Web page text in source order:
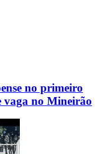
no primeiro
vaga no Mineirão